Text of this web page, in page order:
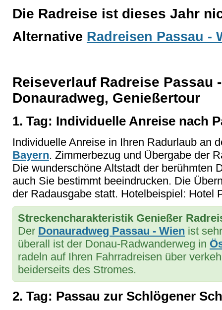
Die Radreise ist dieses Jahr
Alternative Radreisen Passau -
Reiseverlauf Radreise Passau
Donauradweg, Genießertour
1. Tag: Individuelle Anreise nach
Individuelle Anreise in Ihren Radurlaub an
Bayern. Zimmerbezug und Übergabe der
Die wunderschöne Altstadt der berühmten
auch Sie bestimmt beeindrucken. Die
der Radausgabe statt. Hotelbeispiel: Hotel
Streckencharakteristik Genießer
Der Donauradweg Passau - Wien ist
überall ist der Donau-Radwanderweg in
radeln auf Ihren Fahrradreisen über
beiderseits des Stromes.
2. Tag: Passau zur Schlögener